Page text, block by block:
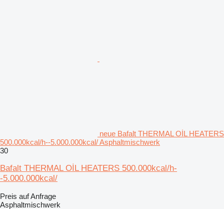
neue Bafalt THERMAL OİL HEATERS
500.000kcal/h--5.000.000kcal/ Asphaltmischwerk
30
Bafalt THERMAL OİL HEATERS 500.000kcal/h-
-5.000.000kcal/
Preis auf Anfrage
Asphaltmischwerk